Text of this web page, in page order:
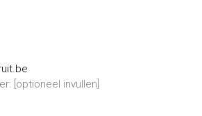
[optioneel invullen]